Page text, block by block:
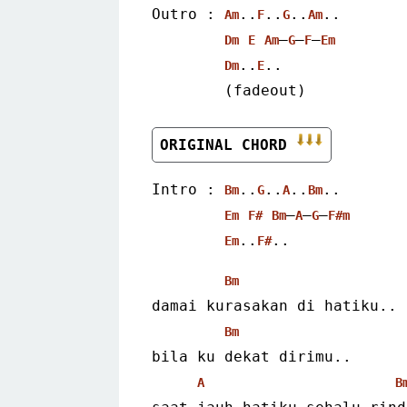
Outro : Am.. F.. G.. Am..
Dm E Am–G–F–Em
Dm.. E..
        (fadeout)
ORIGINAL CHORD
Intro : Bm.. G.. A.. Bm..
Em F# Bm–A–G–F#m
Em.. F#..
Bm
damai kurasakan di hatiku..
Bm
bila ku dekat dirimu..
A